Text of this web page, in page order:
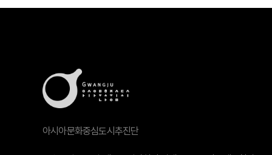
아시아문화중심도시추진단